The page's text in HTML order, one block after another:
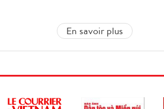
En savoir plus